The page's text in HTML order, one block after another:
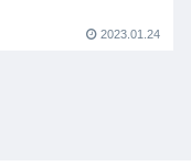
2023.01.24